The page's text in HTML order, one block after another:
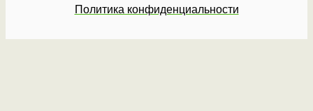
Политика конфиденциальности